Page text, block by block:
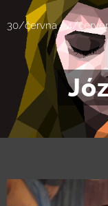
30/června - 4/